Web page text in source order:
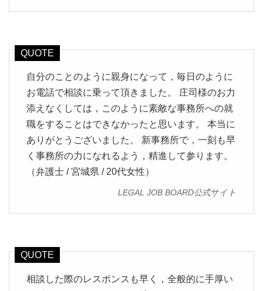
自分のことのように親身になって，毎日のように
お電話で相談に乗って頂きました。 庄司様のお力
添えなくしては，このように素敵な事務所への就
職をすることはできなかったと思います。 本当に
ありがとうございました。 新事務所で，一刻も早
く事務所の力になれるよう，精進して参ります。
（弁護士 / 宮城県 / 20代女性）
LEGAL JOB BOARD公式サイト
相談した際のレスポンスも早く，全般的に手厚い